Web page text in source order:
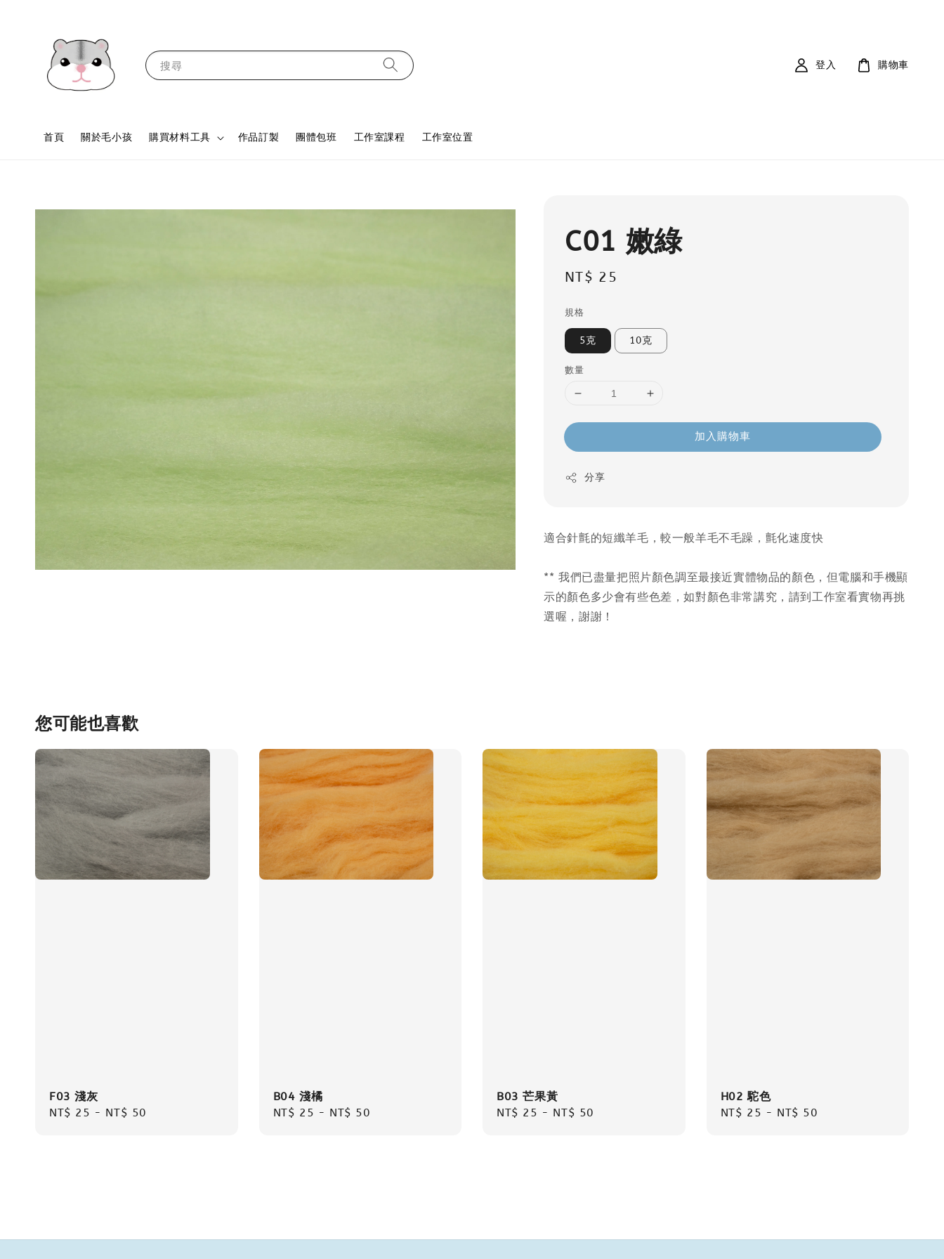
搜尋
首頁 關於毛小孩 購買材料工具 作品訂製 團體包班 工作室課程 工作室位置
登入 購物車
C01 嫩綠
Regular
NT$ 25
規格
5克 10克
數量
加入購物車
分享
適合針氈的短纖羊毛，較一般羊毛不毛躁，氈化速度快
** 我們已盡量把照片顏色調至最接近實體物品的顏色，但電腦和手機顯
示的顏色多少會有些色差，如對顏色非常講究，請到工作室看實物再挑
選喔，謝謝！
您可能也喜歡
F03 淺灰
Regular
NT$ 25 - NT$ 50
B04 淺橘
Regular
NT$ 25 - NT$ 50
B03 芒果黃
Regular
NT$ 25 - NT$ 50
H02 駝色
Regular
NT$ 25 - NT$ 50